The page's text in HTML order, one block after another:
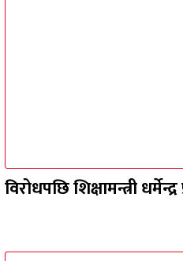
विरोधपछि शिक्षामन्त्री